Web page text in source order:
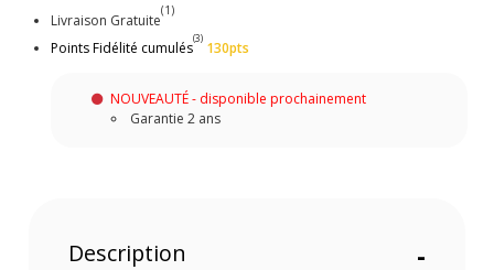
Livraison Gratuite
(1)
Points Fidélité cumulés
(3)
130pts
NOUVEAUTÉ - disponible prochainement
Garantie 2 ans
Description -